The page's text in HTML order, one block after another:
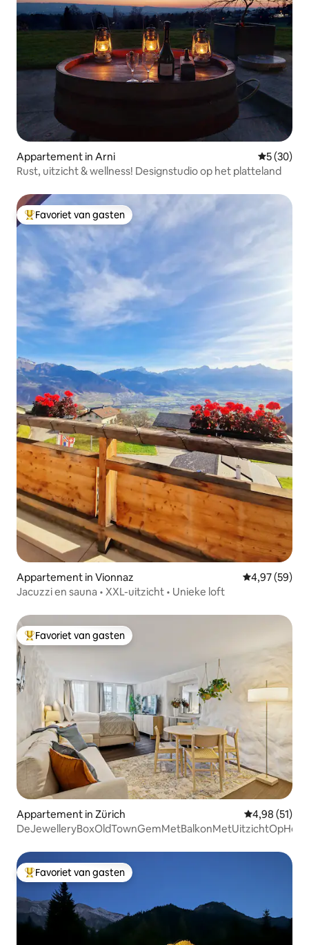
Appartement in Arni
5 (30)
Rust, uitzicht & wellness! Designstudio op het platteland
Topfavoriet van gasten
Favoriet van gasten
Appartement in Vionnaz Gemiddelde
4,97 (59)
Jacuzzi en sauna • XXL-uitzicht • Unieke loft
Topfavoriet van gasten
Favoriet van gasten
Appartement in Zürich Gemiddelde
4,98 (51)
Topfavoriet van gasten
Favoriet van gasten